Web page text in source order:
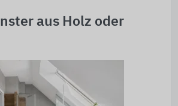
aus Holz oder